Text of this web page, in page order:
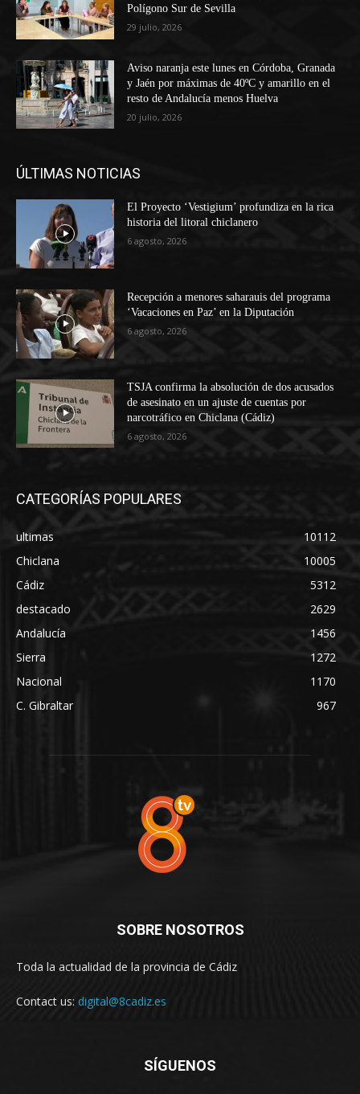
Polígono Sur de Sevilla
29 julio, 2026
Aviso naranja este lunes en Córdoba, Granada
y Jaén por máximas de 40ºC y amarillo en el
resto de Andalucía menos Huelva
20 julio, 2026
ÚLTIMAS NOTICIAS
El Proyecto ‘Vestigium’ profundiza en la rica
historia del litoral chiclanero
6 agosto, 2026
Recepción a menores saharauis del programa
‘Vacaciones en Paz’ en la Diputación
6 agosto, 2026
TSJA confirma la absolución de dos acusados
de asesinato en un ajuste de cuentas por
narcotráfico en Chiclana (Cádiz)
6 agosto, 2026
CATEGORÍAS POPULARES
ultimas
10112
Chiclana
10005
Cádiz
5312
destacado
2629
Andalucía
1456
Sierra
1272
Nacional
1170
C. Gibraltar
967
SOBRE NOSOTROS
Toda la actualidad de la provincia de Cádiz
Contact us: digital@8cadiz.es
SÍGUENOS